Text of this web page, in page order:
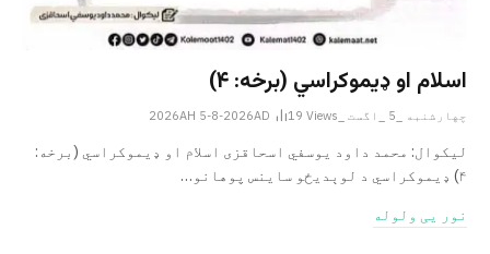
اسلام او ډیموکراسي (برخه: ۴)
چهارشنبه _5 _اگست _2026AH 5-8-2026AD 19 Views
لیکوال: محمد داود یوسفي اسحاقزی اسلام او ډیموکراسي (برخه:
۴) ډیموکراسي د لوېدیځو ساینس پوهانو…
نور یی ولوله